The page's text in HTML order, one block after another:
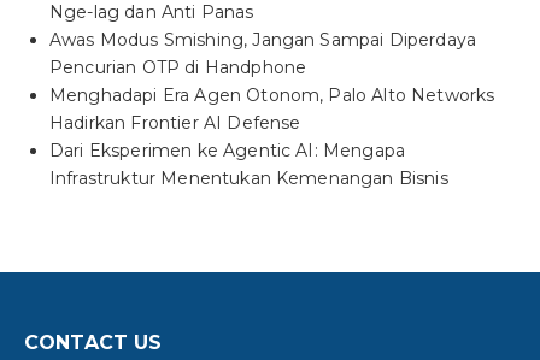
Nge-lag dan Anti Panas
Awas Modus Smishing, Jangan Sampai Diperdaya
Pencurian OTP di Handphone
Menghadapi Era Agen Otonom, Palo Alto Networks
Hadirkan Frontier AI Defense
Dari Eksperimen ke Agentic AI: Mengapa
Infrastruktur Menentukan Kemenangan Bisnis
CONTACT US